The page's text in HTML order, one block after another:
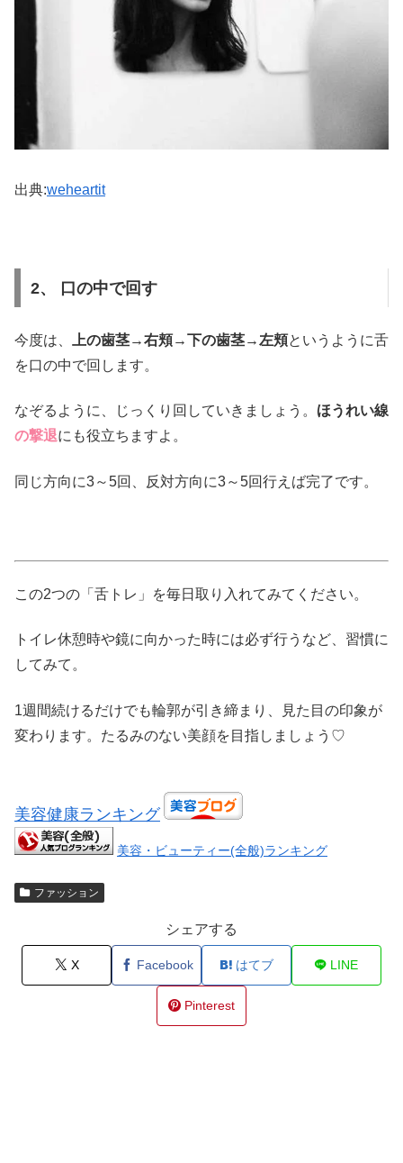
出典:weheartit
2、 口の中で回す
今度は、 上の歯茎→右頬→下の歯茎→左頬というように舌
を口の中で回します。
なぞるように、じっくり回していきましょう。 ほうれい線
の撃退にも役立ちますよ。
同じ方向に3～5回、反対方向に3～5回行えば完了です。
この2つの「舌トレ」を毎日取り入れてみてください。
トイレ休憩時や鏡に向かった時には必ず行うなど、習慣に
してみて。
1週間続けるだけでも輪郭が引き締まり、見た目の印象が
変わります。たるみのない美顔を目指しましょう♡
美容健康ランキング
美容・ビューティー(全般)ランキング
ファッション
シェアする
X Facebook はてブ LINE
Pinterest